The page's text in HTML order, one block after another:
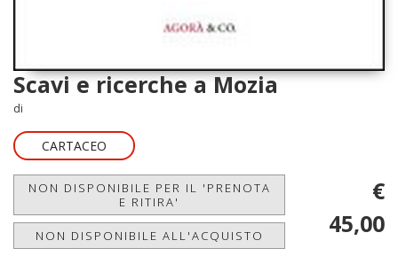
Scavi e ricerche a Mozia
di
CARTACEO
NON DISPONIBILE PER IL 'PRENOTA
E RITIRA'
NON DISPONIBILE ALL'ACQUISTO
€
45,00